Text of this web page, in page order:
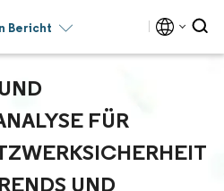
Bericht
M
FÜR D
–
UND P